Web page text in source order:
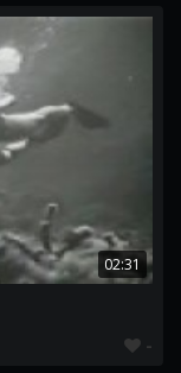
02:31
-